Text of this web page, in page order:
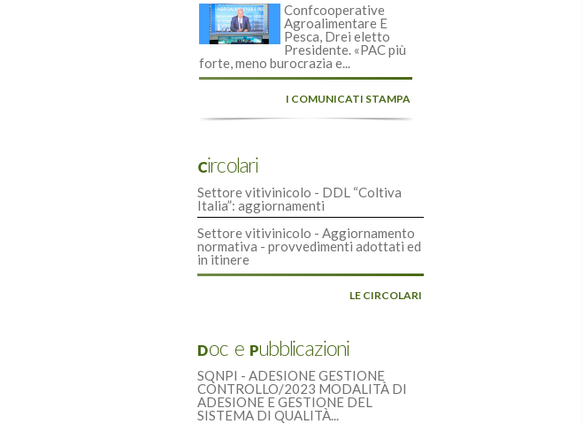
Confcooperative
Agroalimentare E
Pesca, Drei eletto
Presidente. «PAC più
forte, meno burocrazia e...
I COMUNICATI STAMPA
Circolari
Settore vitivinicolo - DDL “Coltiva
Italia”: aggiornamenti
Settore vitivinicolo - Aggiornamento
normativa - provvedimenti adottati ed
in itinere
LE CIRCOLARI
Doc e Pubblicazioni
SQNPI - ADESIONE GESTIONE
CONTROLLO/2023 MODALITÀ DI
ADESIONE E GESTIONE DEL
SISTEMA DI QUALITÀ...